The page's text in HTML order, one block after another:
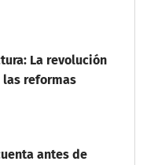
La revolución
reformas
antes de